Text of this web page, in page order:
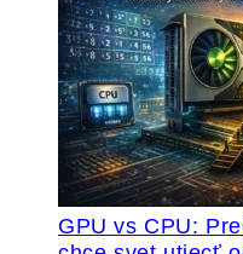
GPU vs CPU: